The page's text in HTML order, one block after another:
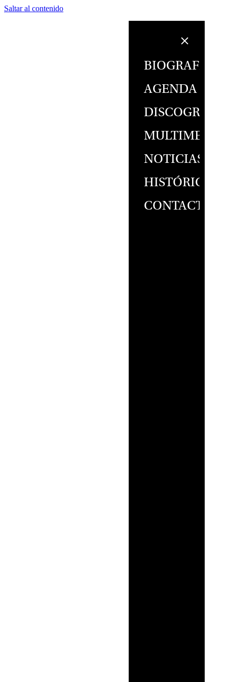
Saltar al contenido
BIOGRAFÍA
AGENDA
MULTIMEDIA
NOTICIAS
HISTÓRICO
CONTACTO